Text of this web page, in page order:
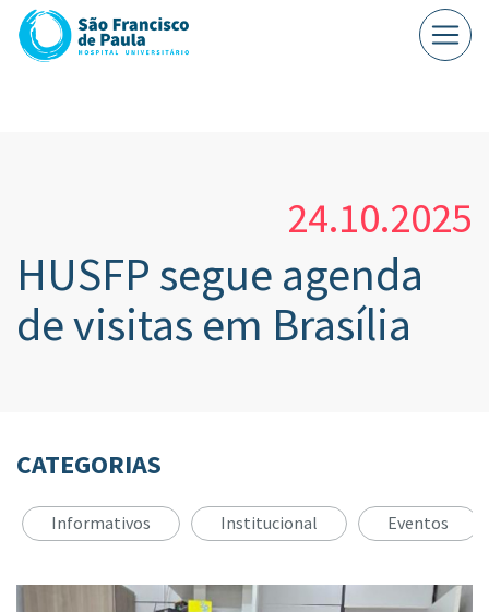
24.10.2025
HUSFP segue agenda
de visitas em Brasília
CATEGORIAS
Informativos Institucional Eventos